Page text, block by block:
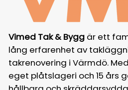
Vimed Tak & Byggär ett
lång erfarenhet av
takrenovering i Värmdö.
eget plåtslageri och 15 års